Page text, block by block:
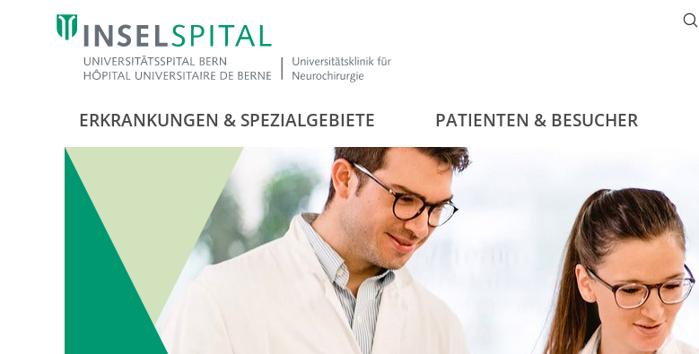
ERKRANKUNGEN & SPEZIALGEBIETE PATIENTEN & BESUCHER